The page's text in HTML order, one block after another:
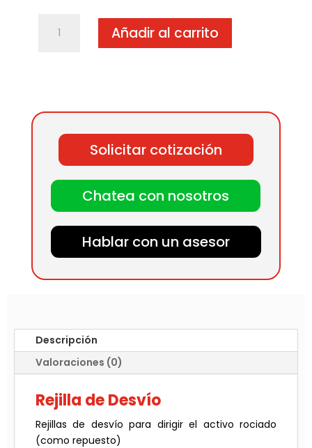
Añadir al carrito
Solicitar cotización
Chatea con nosotros
Hablar con un asesor
Descripción
Valoraciones (0)
Rejilla de Desvío
Rejillas de desvío para dirigir el activo rociado
(como repuesto)